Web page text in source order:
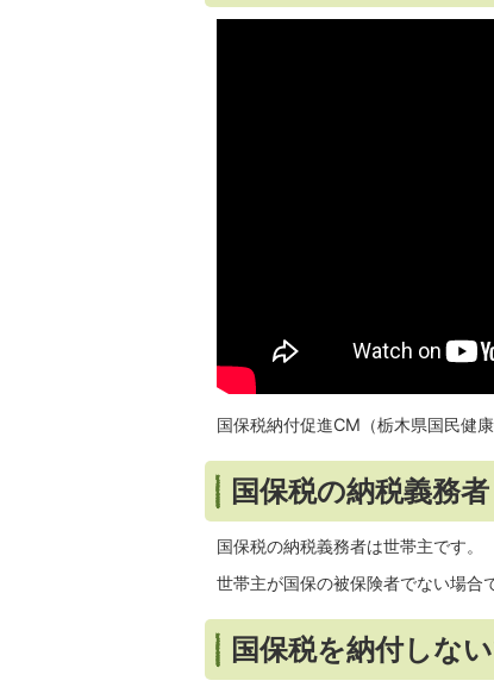
国保税納付促進CM（栃木県国民健
国保税の納税義務者
国保税の納税義務者は世帯主です。
世帯主が国保の被保険者でない場合
国保税を納付しな